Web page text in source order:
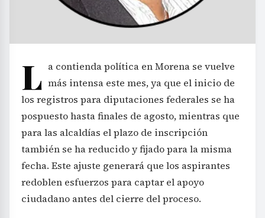
L a contienda política en Morena se vuelve
más intensa este mes, ya que el inicio de
los registros para diputaciones federales se ha
pospuesto hasta finales de agosto, mientras que
para las alcaldías el plazo de inscripción
también se ha reducido y fijado para la misma
fecha. Este ajuste generará que los aspirantes
redoblen esfuerzos para captar el apoyo
ciudadano antes del cierre del proceso.